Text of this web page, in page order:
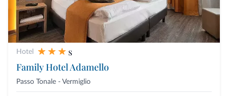
Hotel
s
Family Hotel Adamello
Passo Tonale - Vermiglio